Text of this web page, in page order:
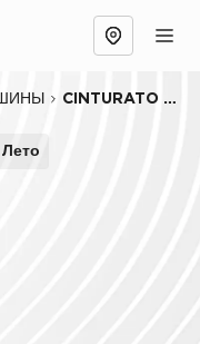
CINTURATO P7™
Лето